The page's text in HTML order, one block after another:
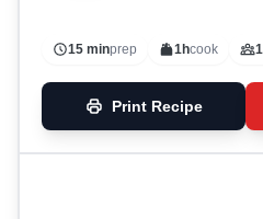
Pekannüssen ist
15 minprep 1hcook
Print Recipe